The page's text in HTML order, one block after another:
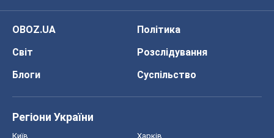
OBOZ.UA
Політика
Світ
Розслідування
Блоги
Суспільство
Регіони України
Київ Харків